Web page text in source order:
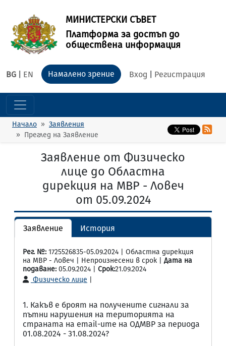
МИНИСТЕРСКИ СЪВЕТ
Платформа за достъп до
обществена информация
BG EN Вход Регистрация
Намалено зрение
Начало
Заявления
Преглед на Заявление
Заявление от Физическо
лице до Областна
дирекция на МВР - Ловеч
от 05.09.2024
Заявление История
Рег. №: 1725526835-05.09.2024 | Областна дирекция
на МВР - Ловеч | Непроизнесени в срок | Дата на
подаване: 05.09.2024 | Срок:21.09.2024
Физическо лице
1. Какъв е броят на получените сигнали за
пътни нарушения на територията на
страната на email-ите на ОДМВР за периода
01.08.2024 - 31.08.2024?